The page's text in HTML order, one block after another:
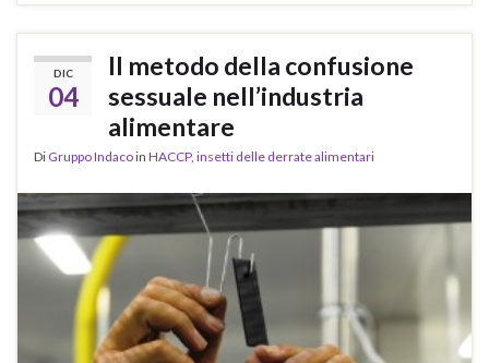
DIC
04
Il metodo della confusione
sessuale nell’industria
alimentare
Di Gruppo Indacoin HACCP, insetti delle derrate alimentari